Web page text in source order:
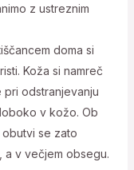
z ustreznim
doma si
Koža si namreč
odstranjevanju
v kožo. Ob
se zato
a v večjem obsegu.